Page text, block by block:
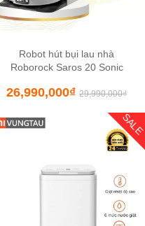
Robot hút bụi lau nhà
Roborock Saros 20 Sonic
26,990,000₫ 29,990,000₫
SALE